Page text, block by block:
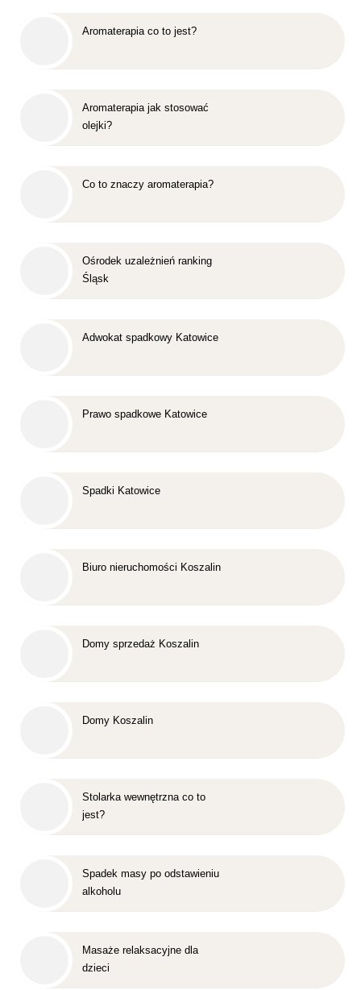
Aromaterapia co to jest?
Aromaterapia jak stosować
olejki?
Co to znaczy aromaterapia?
Ośrodek uzależnień ranking
Śląsk
Adwokat spadkowy Katowice
Prawo spadkowe Katowice
Spadki Katowice
Biuro nieruchomości Koszalin
Domy sprzedaż Koszalin
Domy Koszalin
Stolarka wewnętrzna co to
jest?
Spadek masy po odstawieniu
alkoholu
Masaże relaksacyjne dla
dzieci